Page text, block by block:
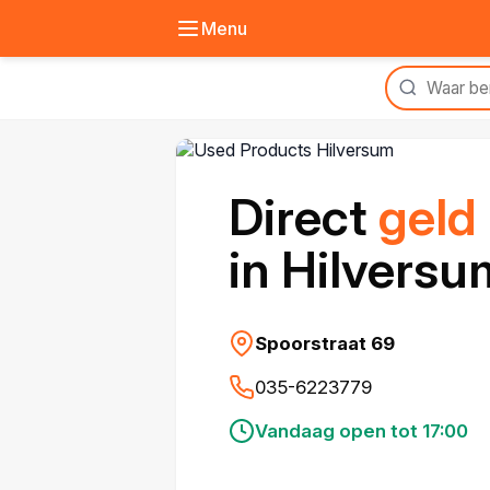
Menu
Direct geld
in
Spoorstraat 69
035-6223779
Vandaag open tot 17:00